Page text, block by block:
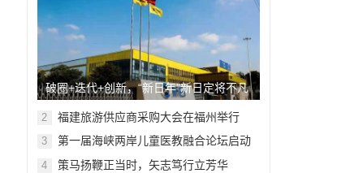
破圈+迭代+创新，“新日年”新日定将不凡
2 福建旅游供应商采购大会在福州举行
3
第一届海峡两岸儿童医教融合论坛启动
4 策马扬鞭正当时，矢志笃行立芳华